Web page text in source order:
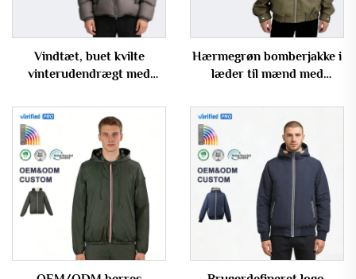
Vindtæt, buet kvilte
vinterudendrægt med
Hærmegrøn bomberjakke i
læder til mænd med
overdimensioneret
pasform